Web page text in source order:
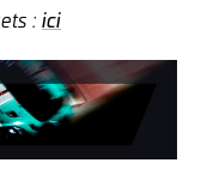
: ici